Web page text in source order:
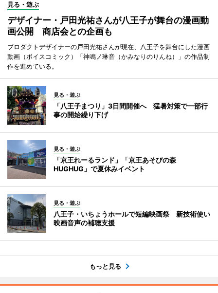
見る・遊ぶ
デザイナー・戸田光祐さんが八王子が舞台の漫画動
画公開 商店会との企画も
プロダクトデザイナーの戸田光祐さんが現在、八王子を舞台にした漫画
動画（ボイスコミック）「神鳴ノ琳音（かみなりのりんね）」の作品制
作を進めている。
見る・遊ぶ
「八王子まつり」3日間開催へ 猛暑対策で一部行
事の開始繰り下げ
見る・遊ぶ
「京王れーるランド」「京王あそびの森
HUGHUG」で夏休みイベント
見る・遊ぶ
八王子・いちょうホールで短編映画祭 新技術使い
映画音声の補聴支援
もっと見る